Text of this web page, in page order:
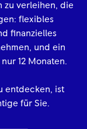
zu verleihen, die
flexibles
finanzielles
und ein
12 Monaten.
entdecken, ist
für Sie.